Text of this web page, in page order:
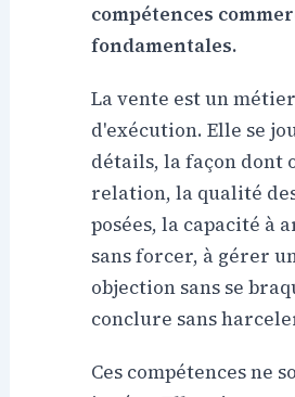
compétences
fondamentales.
La vente est un métier
d'exécution. Elle se
détails, la façon dont
relation, la qualité
posées, la capacité à
sans forcer, à gérer
objection sans se
conclure sans
Ces compétences ne